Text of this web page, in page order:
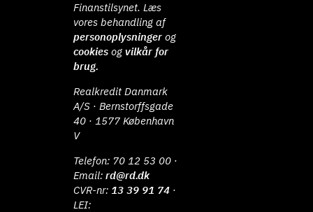
Finanstilsynet. Læs
vores behandling af
personoplysninger og
cookies ogvilkår for
brug.
Realkredit Danmark
A/S · Bernstorffsgade
40 · 1577 København
V
Telefon: 70 12 53 00 ·
Email:rd@rd.dk
CVR-nr: 13 39 91 74 ·
LEI: